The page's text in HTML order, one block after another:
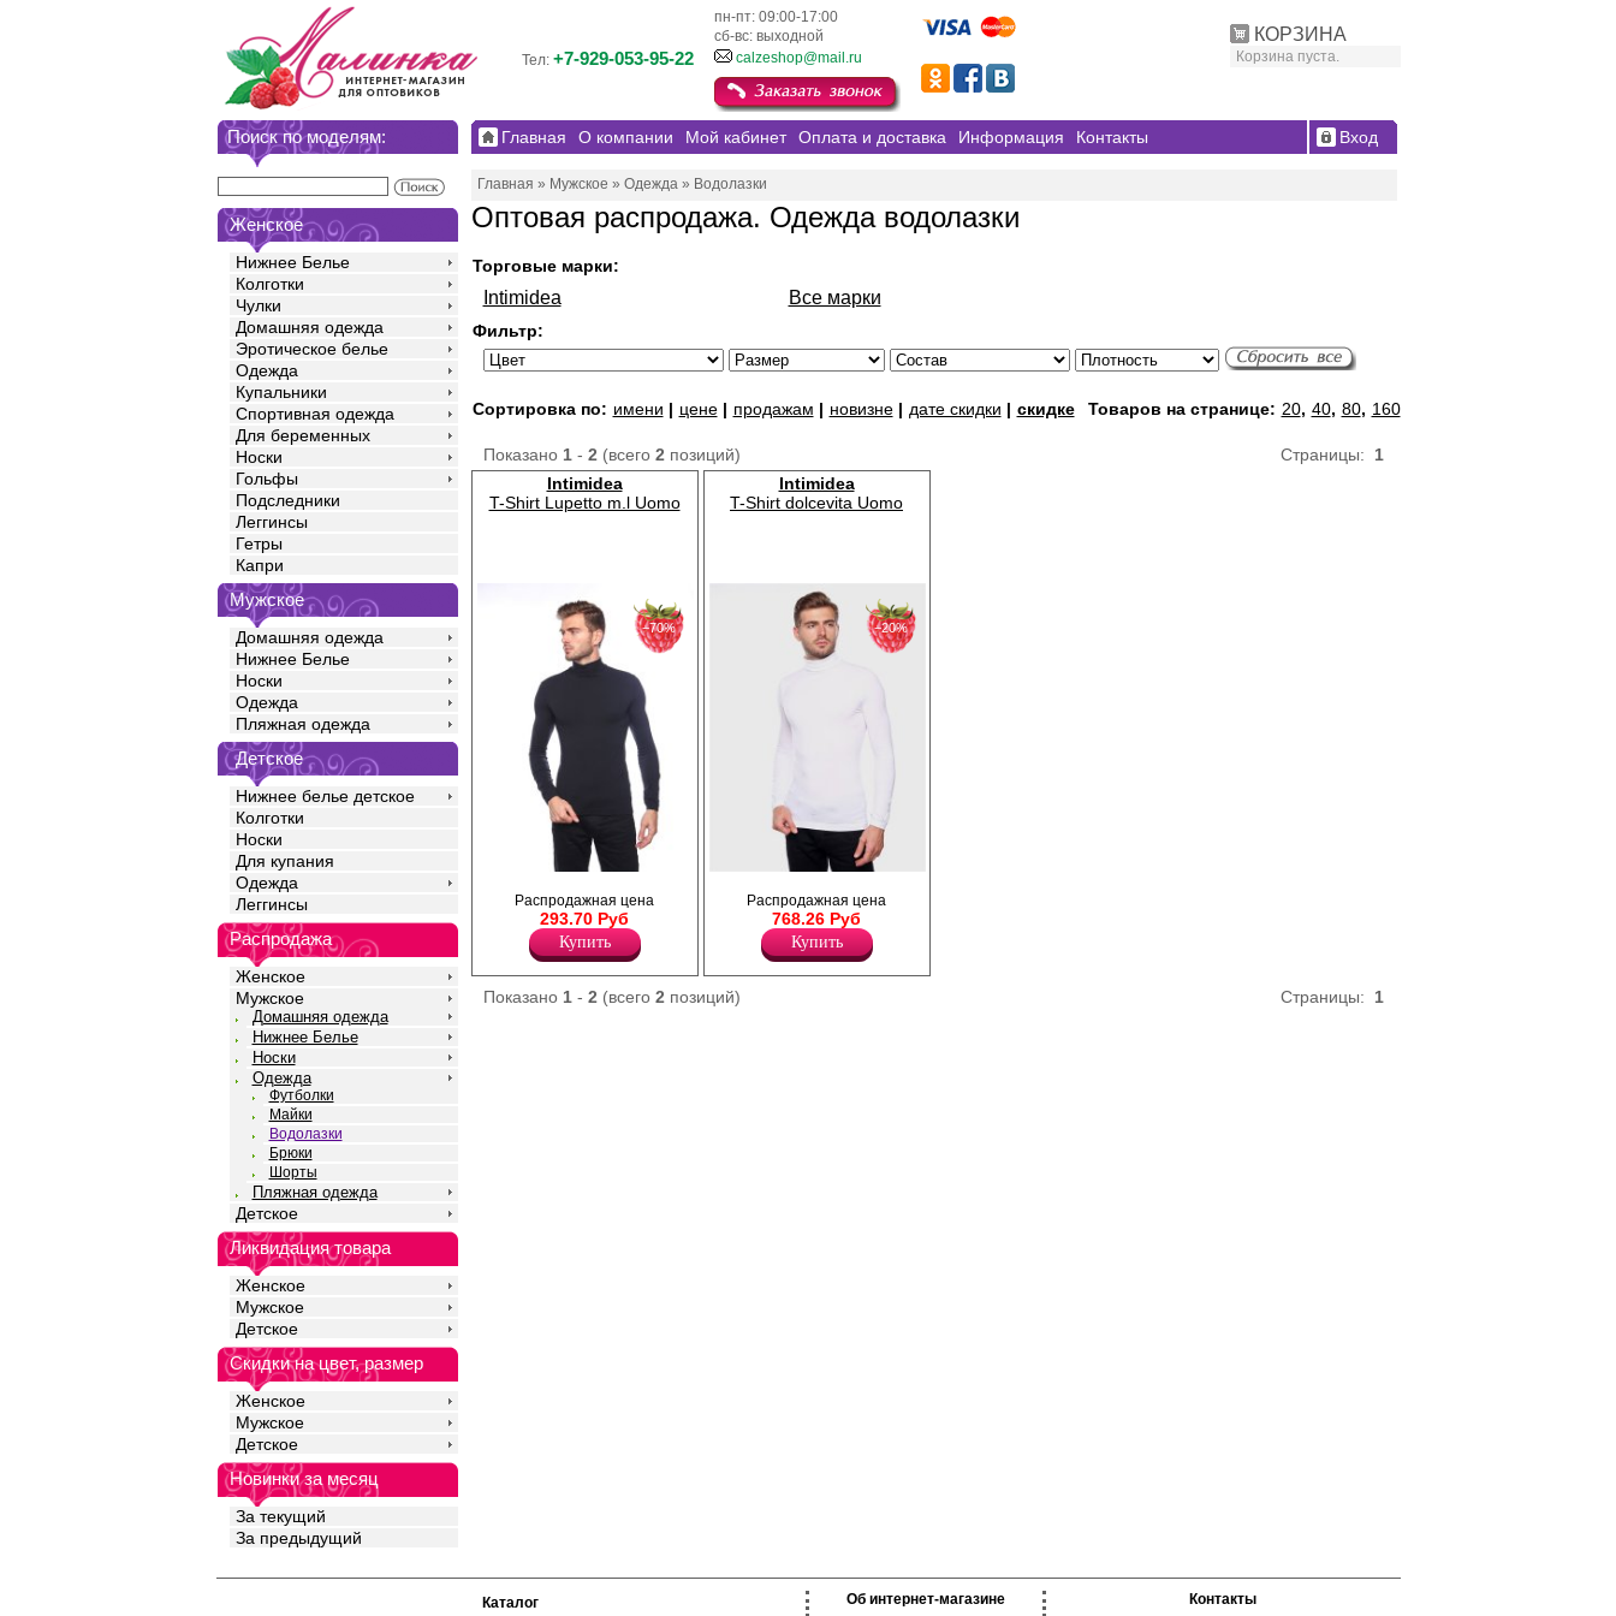
КОРЗИНА
Корзина пуста.
пн-пт: 09:00-17:00
сб-вс: выходной
Тел: +7-929-053-95-22 calzeshop@mail.ru
Поиск по моделям:
Женское
Нижнее Белье
Колготки
Чулки
Домашняя одежда
Эротическое белье
Одежда
Купальники
Спортивная одежда
Для беременных
Носки
Гольфы
Подследники
Леггинсы
Гетры
Капри
Мужское
Домашняя одежда
Нижнее Белье
Носки
Одежда
Пляжная одежда
Детское
Нижнее белье детское
Колготки
Носки
Для купания
Одежда
Леггинсы
Распродажа
Женское
Мужское
Домашняя одежда
Нижнее Белье
Носки
Одежда
Футболки
Майки
Водолазки
Брюки
Шорты
Пляжная одежда
Детское
Ликвидация товара
Женское
Мужское
Детское
Скидки на цвет, размер
Женское
Мужское
Детское
Новинки за месяц
За текущий
За предыдущий
Главная О компании Мой кабинет Оплата и доставка Информация Контакты Вход
Главная » Мужское » Одежда» Водолазки
Оптовая распродажа. Одежда водолазки
Торговые марки:
Intimidea Все марки
Фильтр:
Сортировка по: имени | цене| продажам | новизне| дате скидки | скидке Товаров на странице: 20, 40, 80, 160
Страницы: 1
Показано 1- 2(всего 2позиций)
Intimidea
T-Shirt Lupetto m.l Uomo
Водолазка мужская, однотонная из
микрофибры с длинным рукавом и
вортником "стойка"
Полиамид 92%
−70%
Распродажная цена
293.70 Руб
Купить
Intimidea
T-Shirt dolcevita Uomo
микрофибры с длинным рукавом и
вортником "отворотом".
Лайкра 8%
Полиамид 92%
−20%
Распродажная цена
768.26 Руб
Купить
Страницы: 1
Показано 1- 2(всего 2позиций)
Каталог Об интернет-магазине Контакты